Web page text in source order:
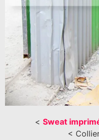
< Sweat
<